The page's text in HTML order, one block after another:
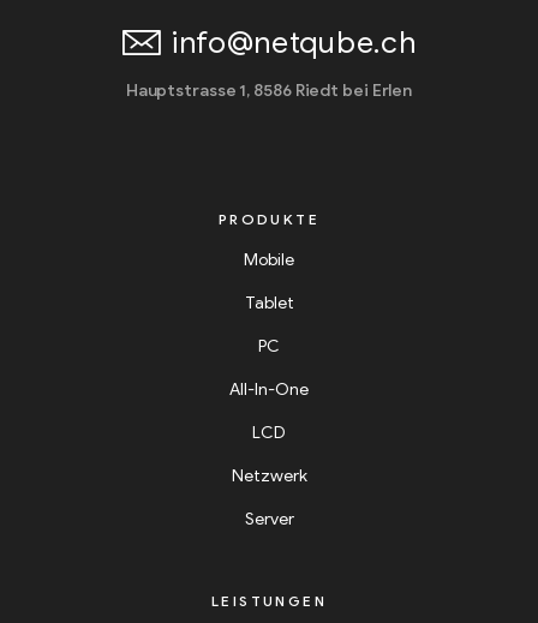
info@netqube.ch
Hauptstrasse 1, 8586 Riedt bei Erlen
PRODUKTE
Mobile
Tablet
PC
All-In-One
LCD
Netzwerk
Server
LEISTUNGEN